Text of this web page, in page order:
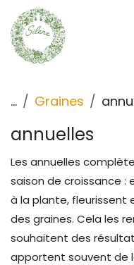
Se rendre au
... Graines
annuelles
Les annuelles
saison de croissance :
à la plante, fleurissent
des graines. Cela les
souhaitent des
apportent souvent de